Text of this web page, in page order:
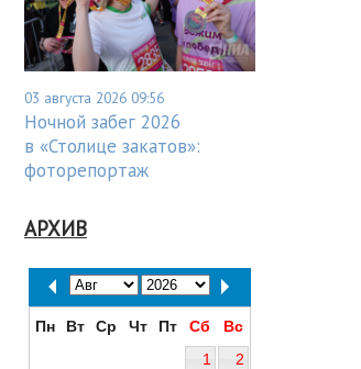
03 августа 2026 09:56
Ночной забег 2026
в «Столице закатов»:
фоторепортаж
АРХИВ
Пн Вт Ср Чт Пт Сб
Вс
1
2